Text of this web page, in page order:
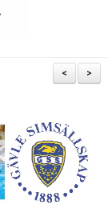
>
<